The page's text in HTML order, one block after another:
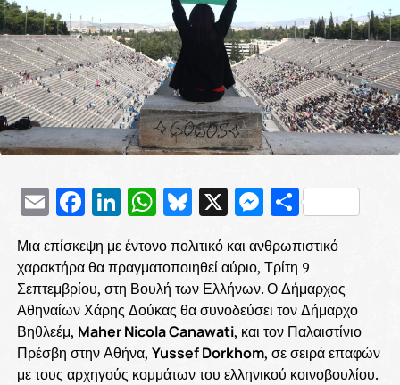
EmailFacebook
LinkedIn
WhatsApp
Bluesky
X
Μια επίσκεψη με έντονο πολιτικό και ανθρωπιστικό
χαρακτήρα θα πραγματοποιηθεί αύριο, Τρίτη 9
Σεπτεμβρίου, στη Βουλή των Ελλήνων. Ο Δήμαρχος
Αθηναίων Χάρης Δούκας θα συνοδεύσει τον Δήμαρχο
Βηθλεέμ, Maher Nicola Canawati, και τον Παλαιστίνιο
Πρέσβη στην Αθήνα, Yussef Dorkhom, σε σειρά επαφών
με τους αρχηγούς κομμάτων του ελληνικού κοινοβουλίου.